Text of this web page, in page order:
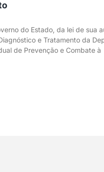
do Estado, da lei de sua
e Tratamento da
de Prevenção e Combate à